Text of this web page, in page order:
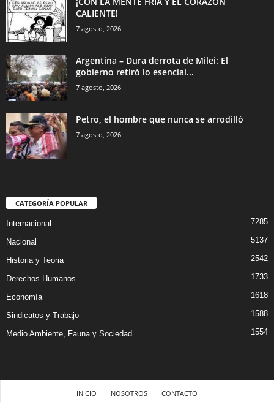
CALIENTE!
7 agosto, 2026
Argentina – Dura derrota de Milei: El
gobierno retiró lo esencial...
7 agosto, 2026
Petro, el hombre que nunca se arrodilló
7 agosto, 2026
CATEGORÍA POPULAR
Internacional 7285
Nacional 5137
Historia y Teoria 2542
Derechos Humanos 1733
Economía 1618
Sindicatos y Trabajo 1588
Medio Ambiente, Fauna y Sociedad 1554
INICIO NOSOTROS CONTACTO